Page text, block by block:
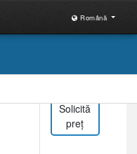
Română
Solicită
preț